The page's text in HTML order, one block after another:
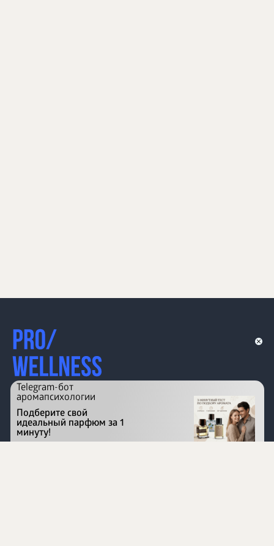
Перейти на сайт
Telegram-бот
аромапсихологии
Подберите свой
идеальный парфюм за 1
минуту!